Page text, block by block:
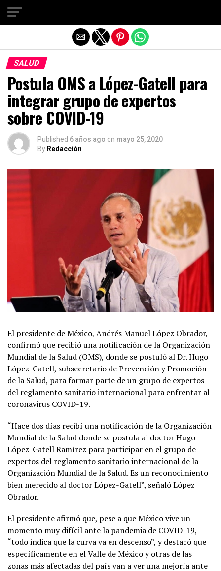
SALUD
Postula OMS a López-Gatell para
integrar grupo de expertos
sobre COVID-19
Published 6 años ago on mayo 25, 2020
By Redacción
El presidente de México, Andrés Manuel López Obrador,
confirmó que recibió una notificación de la Organización
Mundial de la Salud (OMS), donde se postuló al Dr. Hugo
López-Gatell, subsecretario de Prevención y Promoción
de la Salud, para formar parte de un grupo de expertos
del reglamento sanitario internacional para enfrentar al
coronavirus COVID-19.
“Hace dos días recibí una notificación de la Organización
Mundial de la Salud donde se postula al doctor Hugo
López-Gatell Ramírez para participar en el grupo de
expertos del reglamento sanitario internacional de la
Organización Mundial de la Salud. Es un reconocimiento
bien merecido al doctor López-Gatell”, señaló López
Obrador.
El presidente afirmó que, pese a que México vive un
momento muy difícil ante la pandemia de COVID-19,
“todo indica que la curva va en descenso”, y destacó que
específicamente en el Valle de México y otras de las
zonas más afectadas del país van a ver una mejoría ante